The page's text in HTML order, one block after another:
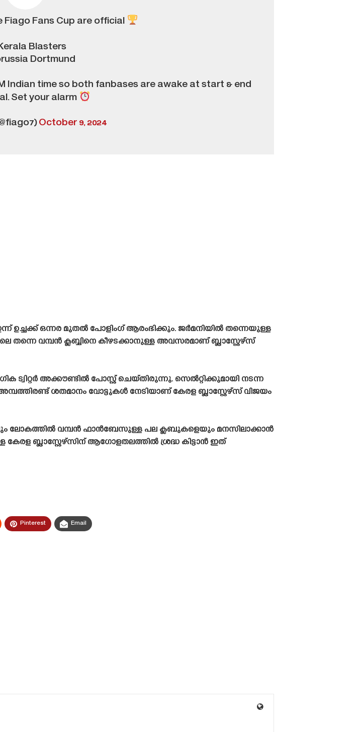
Fiago Fans Cup are official
Blasters
Dortmund
Indian time so both fanbases are awake at start & end
Set your alarm
October 9, 2024
ഉച്ചക്ക് ഒന്നര മുതൽ പോളിംഗ് ആരംഭിക്കും. ജർമനിയിൽ തന്നെയുള്ള
വമ്പൻ ക്ലബ്ബിനെ കീഴടക്കാനുള്ള അവസരമാണ് ബ്ലാസ്റ്റേഴ്‌സ്
ട്വിറ്റർ അക്കൗണ്ടിൽ പോസ്റ്റ് ചെയ്‌തിരുന്നു. സെൽറ്റിക്കുമായി നടന്ന
ശതമാനം വോട്ടുകൾ നേടിയാണ് കേരള ബ്ലാസ്റ്റേഴ്‌സ് വിജയം
ലോകത്തിൽ വമ്പൻ ഫാൻബേസുള്ള പല ക്ലബുകളെയും മനസിലാക്കാൻ
ബ്ലാസ്റ്റേഴ്‌സിന് ആഗോളതലത്തിൽ ശ്രദ്ധ കിട്ടാൻ ഇത്
Pinterest Email